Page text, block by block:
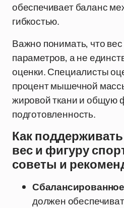
обеспечивает баланс
гибкостью.
Важно понимать, что
параметров, а не
оценки. Специалисты
процент мышечной
жировой ткани и общую
подготовленность.
Как
вес и фигуру
советы и
должен